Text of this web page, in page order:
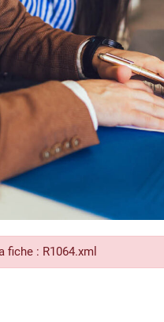
fiche : R1064.xml